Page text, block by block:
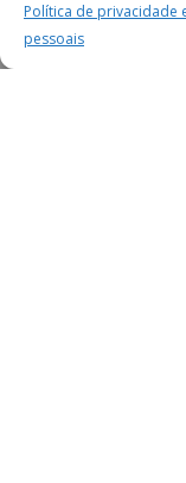
Política de privacidade
pessoais